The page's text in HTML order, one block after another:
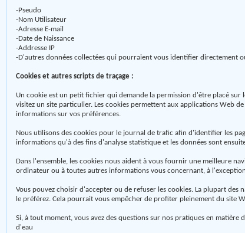
-Pseudo
-Nom Utilisateur
-Adresse E-mail
-Date de Naissance
-Addresse IP
-D'autres données collectées qui pourraient vous identifier directement
Cookies et autres scripts de traçage :
Un cookie est un petit fichier qui demande la permission d'être placé
visitez un site particulier. Les cookies permettent aux applications Web
informations sur vos préférences.
Nous utilisons des cookies pour le journal de trafic afin d'identifier les
informations qu'à des fins d'analyse statistique et les données sont
Dans l'ensemble, les cookies nous aident à vous fournir une meilleure
ordinateur ou à toutes autres informations vous concernant, à
Vous pouvez choisir d'accepter ou de refuser les cookies. La plupart
le préférez. Cela pourrait vous empêcher de profiter pleinement du site
Si, à tout moment, vous avez des questions sur nos pratiques en
d'eau